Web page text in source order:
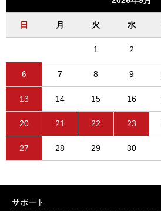
日 月 火 水
1 2
6 7 8 9
13 14 15 16
20 21 22 23
27 28 29 30
サポート